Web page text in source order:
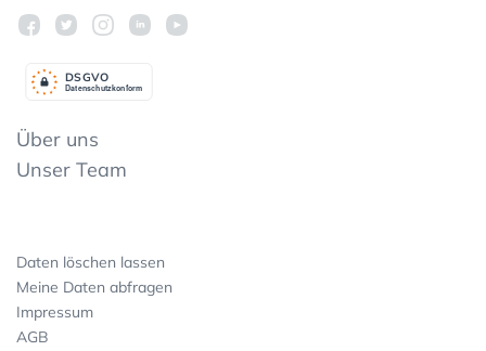
Datenschutzkonform
DSGVO
Über uns
Unser Team
Daten löschen lassen
Meine Daten abfragen
Impressum
AGB